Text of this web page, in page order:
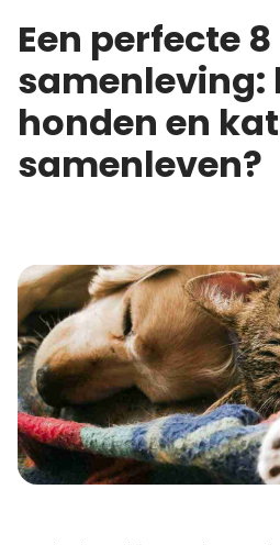
Een perfecte
samenleving:
honden en
samenleven?